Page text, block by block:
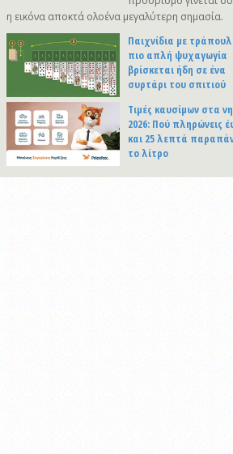
η εικόνα αποκτά ολοένα μεγαλύτερη σημασία.
Παιχνίδια με
πιο απλή ψυχαγωγία
βρίσκεται ήδη σε ένα
συρτάρι του σπιτιού
Τιμές καυσίμων στα
2026: Πού πληρώνεις
και 25 λεπτά
το λίτρο